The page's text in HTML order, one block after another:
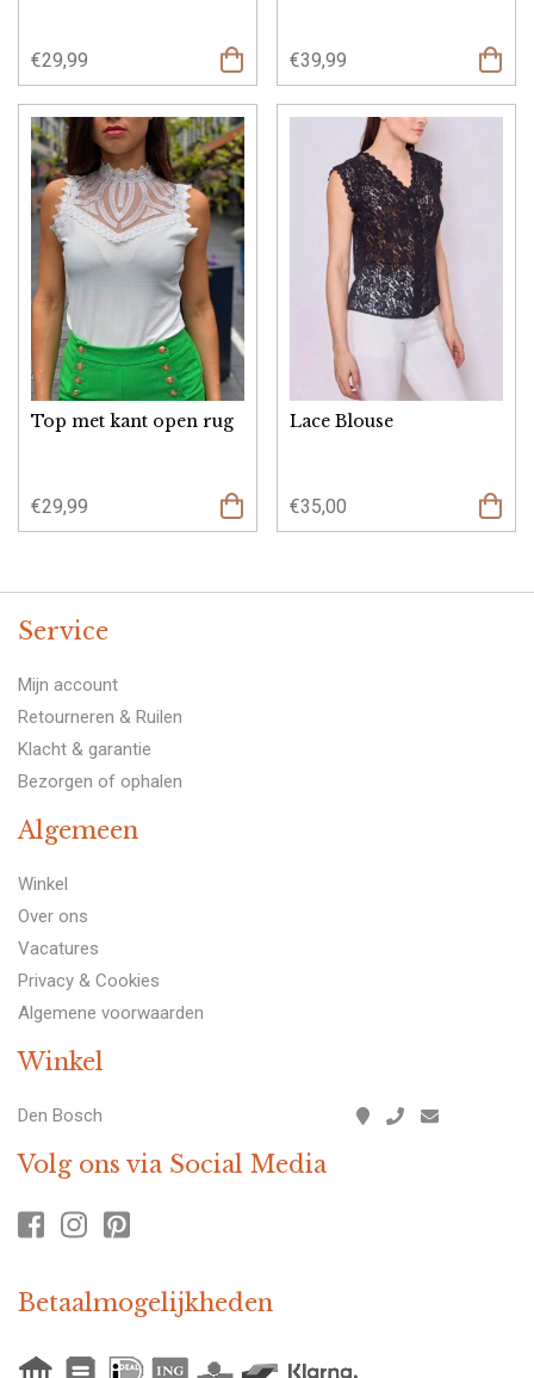
€29,99
Opties
selecteren
€39,99
Opties
Top met kant open rug
€29,99
Lace Blouse
€35,00
Opties
Service
Mijn account
Retourneren & Ruilen
Klacht & garantie
Bezorgen of ophalen
Algemeen
Winkel
Over ons
Vacatures
Privacy & Cookies
Algemene voorwaarden
Winkel
Den Bosch
Volg ons via Social Media
Betaalmogelijkheden